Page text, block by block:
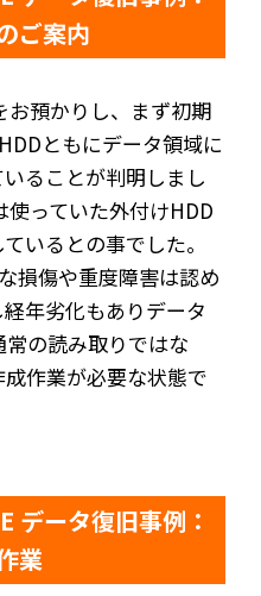
ご案内
お預かりし、まず初期
ともにデータ領域に
ることが判明しまし
っていた外付けHDD
いるとの事でした。
損傷や重度障害は認め
年劣化もありデータ
の読み取りではな
作業が必要な状態で
データ復旧事例：
業